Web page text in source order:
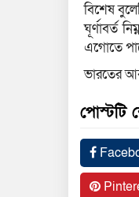
বিশেষ
ঘূর্ণাবর্ত
এগোতে
ভারতের
পোস্টটি